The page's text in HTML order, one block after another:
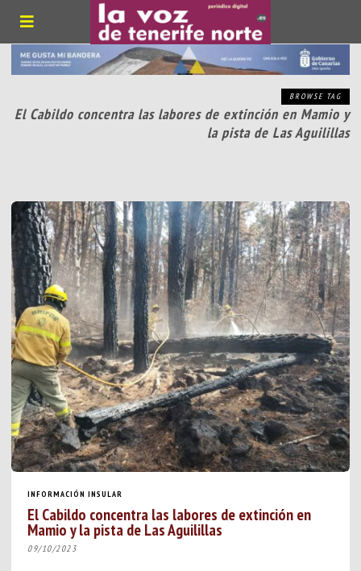
BROWSE TAG
El Cabildo concentra las labores de extinción en Mamio y
la pista de Las Aguilillas
INFORMACIÓN INSULAR
El Cabildo concentra las labores de extinción en
Mamio y la pista de Las Aguilillas
09/10/2023